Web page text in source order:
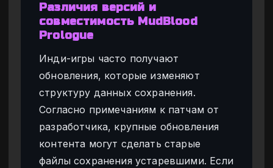
Различия версий и
совместимость MudBlood
Prologue
Инди-игры часто получают
обновления, которые изменяют
структуру данных сохранения.
Согласно примечаниям к патчам от
разработчика, крупные обновления
контента могут сделать старые
файлы сохранения устаревшими. Если